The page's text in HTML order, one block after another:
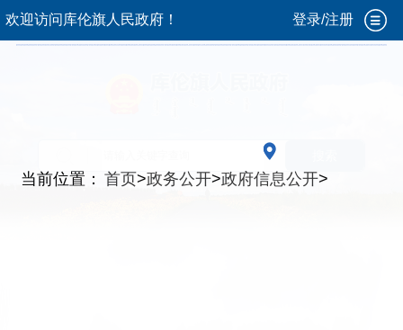
欢迎访问库伦旗人民政府！ 登录/注册
当前位置： 首页>政务公开>政府信息公开>